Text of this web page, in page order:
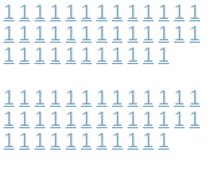
1 1 1 1 1 1 1 1 1 1 1 1 1
1 1 1 1 1 1 1 1 1 1 1 1 1
1 1 1 1 1 1 1 1 1 1 1
1 1 1 1 1 1 1 1 1 1 1 1 1
1 1 1 1 1 1 1 1 1 1 1 1 1
1 1 1 1 1 1 1 1 1 1 1